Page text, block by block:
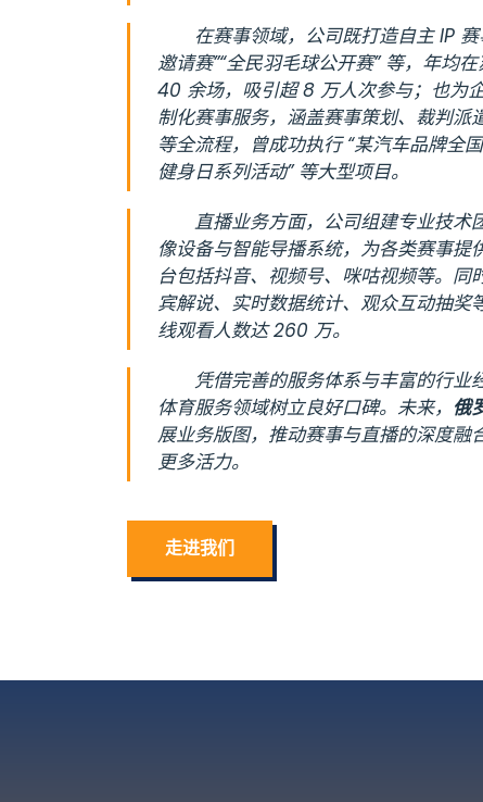
在赛事领域，公司既打造自主 IP
邀请赛”“全民羽毛球公开赛” 等，年均
40 余场，吸引超 8 万人次参与；也为
制化赛事服务，涵盖赛事策划、裁判派
等全流程，曾成功执行 “某汽车品牌全
健身日系列活动” 等大型项目。
直播业务方面，公司组建专业技术
像设备与智能导播系统，为各类赛事提
台包括抖音、视频号、咪咕视频等。同
宾解说、实时数据统计、观众互动抽奖
线观看人数达 260 万。
凭借完善的服务体系与丰富的行业
体育服务领域树立良好口碑。未来， 俄
展业务版图，推动赛事与直播的深度融
更多活力。
走进我们